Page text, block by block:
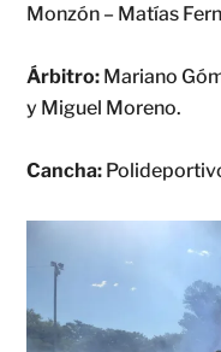
Monzón – Matías
Árbitro: Mariano
y Miguel Moreno.
Cancha: